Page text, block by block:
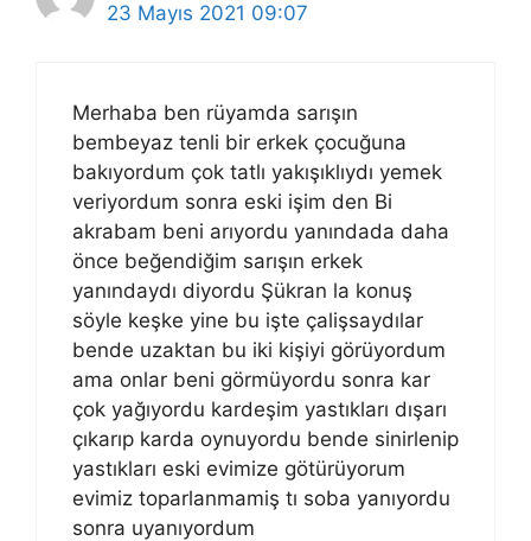
23 Mayıs 2021 09:07
Merhaba ben rüyamda sarışın
bembeyaz tenli bir erkek çocuğuna
bakıyordum çok tatlı yakışıklıydı yemek
veriyordum sonra eski işim den Bi
akrabam beni arıyordu yanındada daha
önce beğendiğim sarışın erkek
yanındaydı diyordu Şükran la konuş
söyle keşke yine bu işte çalişsaydılar
bende uzaktan bu iki kişiyi görüyordum
ama onlar beni görmüyordu sonra kar
çok yağıyordu kardeşim yastıkları dışarı
çıkarıp karda oynuyordu bende sinirlenip
yastıkları eski evimize götürüyorum
evimiz toparlanmamiş tı soba yanıyordu
sonra uyanıyordum